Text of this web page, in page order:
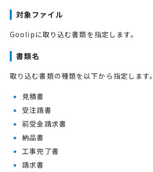
対象ファイル
Goolipに取り込む書類を指定します。
書類名
取り込む書類の種類を以下から指定します。
見積書
受注請書
前受金請求書
納品書
工事完了書
請求書